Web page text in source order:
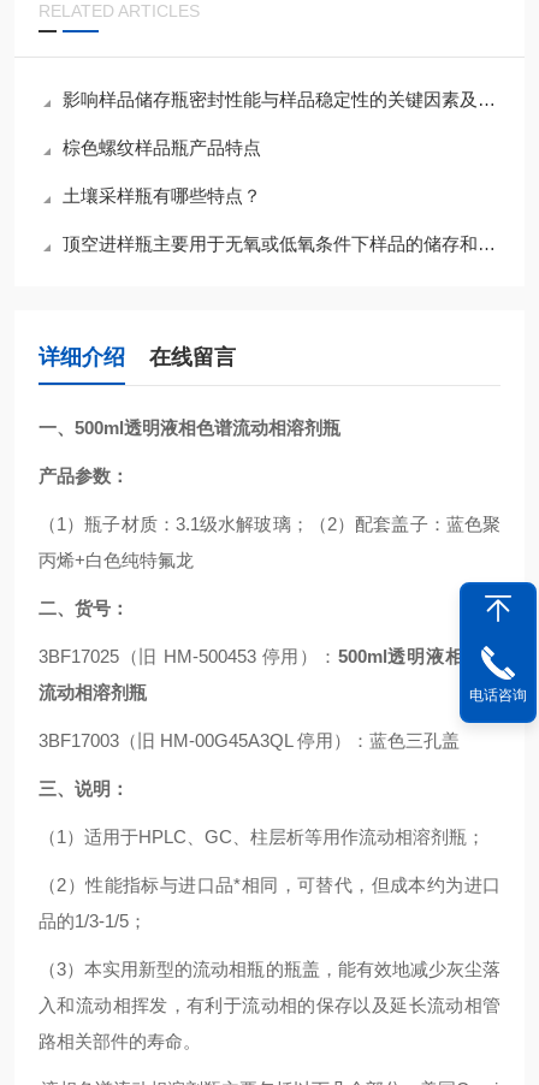
RELATED ARTICLES
影响样品储存瓶密封性能与样品稳定性的关键因素及针对性解决办法
棕色螺纹样品瓶产品特点
土壤采样瓶有哪些特点？
顶空进样瓶主要用于无氧或低氧条件下样品的储存和进样
详细介绍 在线留言
一、 500ml透明液相色谱流动相溶剂瓶
产品参数：
（1）瓶子材质：3.1级水解玻璃；（2）配套盖子：蓝色聚
丙烯+白色纯特氟龙
二、货号：
3BF17025（旧 HM-500453 停用）： 500ml透明液相色谱
流动相溶剂瓶
3BF17003（旧 HM-00G45A3QL 停用）：蓝色三孔盖
三、说明：
（1）适用于HPLC、GC、柱层析等用作流动相溶剂瓶；
（2）性能指标与进口品*相同，可替代，但成本约为进口
品的1/3-1/5；
（3）本实用新型的流动相瓶的瓶盖，能有效地减少灰尘落
入和流动相挥发，有利于流动相的保存以及延长流动相管
路相关部件的寿命。
电话咨询